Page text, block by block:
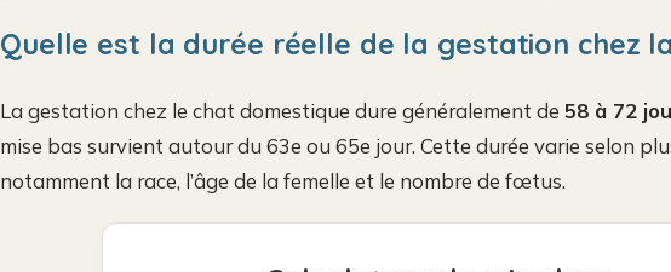
Quelle est la durée réelle de la gestation chez
La gestation chez le chat domestique dure généralement de 58 à 72
mise bas survient autour du 63e ou 65e jour. Cette durée varie selon
notamment la race, l’âge de la femelle et le nombre de fœtus.